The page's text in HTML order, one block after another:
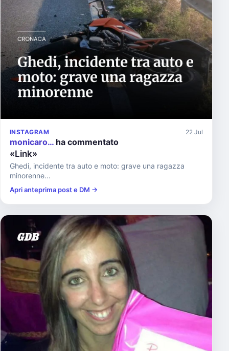
INSTAGRAM 22 Jul
monicaro… ha commentato
«Link»
Ghedi, incidente tra auto e moto: grave una ragazza
minorenne...
Apri anteprima post e DM →